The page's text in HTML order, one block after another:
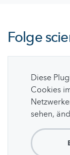
Folge
Diese
Cookies
sehen,